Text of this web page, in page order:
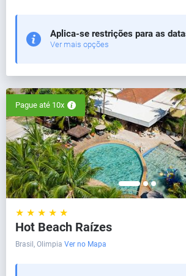
Aplica-se restrições para as
Ver mais opções
Pague até 10x
★ ★ ★ ★ ★
Hot Beach Raízes
Brasil, Olimpia Ver no Mapa